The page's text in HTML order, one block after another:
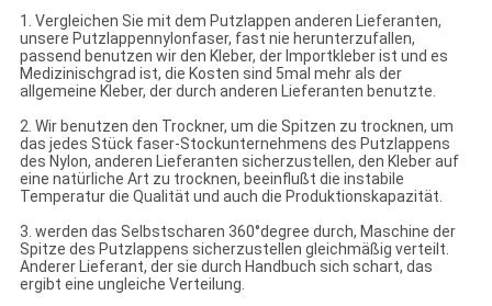
1. Vergleichen Sie mit dem Putzlappen anderen Lieferanten,
unsere Putzlappennylonfaser, fast nie herunterzufallen,
passend benutzen wir den Kleber, der Importkleber ist und es
Medizinischgrad ist, die Kosten sind 5mal mehr als der
allgemeine Kleber, der durch anderen Lieferanten benutzte.
2. Wir benutzen den Trockner, um die Spitzen zu trocknen, um
das jedes Stück faser-Stockunternehmens des Putzlappens
des Nylon, anderen Lieferanten sicherzustellen, den Kleber auf
eine natürliche Art zu trocknen, beeinflußt die instabile
Temperatur die Qualität und auch die Produktionskapazität.
3. werden das Selbstscharen 360°degree durch, Maschine der
Spitze des Putzlappens sicherzustellen gleichmäßig verteilt.
Anderer Lieferant, der sie durch Handbuch sich schart, das
ergibt eine ungleiche Verteilung.